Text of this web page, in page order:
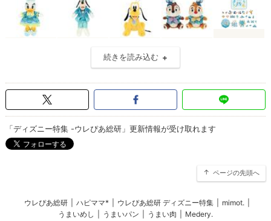
続きを読み込む
「ディズニー特集 -ウレぴあ総研」更新情報が受け取れます
ページの先頭へ
ウレぴあ総研 ハピママ* ウレぴあ総研 ディズニー特集 mimot.
うまいめし
うまいパン うまい肉 Medery.